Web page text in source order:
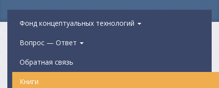
Фонд концептуальных технологий
Вопрос — Ответ
Обратная связь
Книги